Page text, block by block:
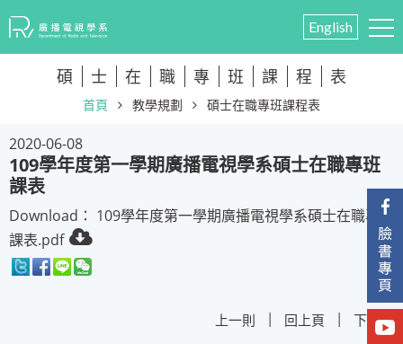
English
碩 士 在 職 專 班 課 程 表
首頁 教學規劃 碩士在職專班課程表
2020-06-08
109學年度第一學期廣播電視學系碩士在職專班
課表
Download： 109學年度第一學期廣播電視學系碩士在職專班
課表.pdf
上一則 | 回上頁 | 下一則